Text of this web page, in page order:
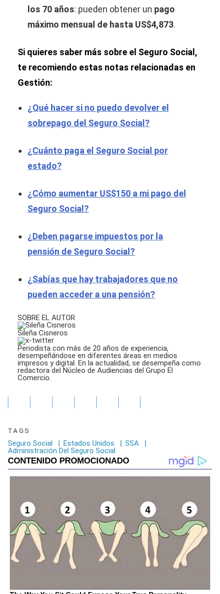
los 70 años: pueden obtener un pago
máximo mensual de hasta US$4,873.
Si quieres saber más sobre el Seguro Social,
te recomiendo estas notas relacionadas en
Gestión:
¿Qué hacer si no puedo devolver el
sobrepago del Seguro Social?
¿Cuánto paga el Seguro Social por
estado?
¿Cómo aumentar US$150 a mi pago del
Seguro Social?
¿Deben pagarse impuestos por la
pensión de Seguro Social?
¿Sabías que hay trabajadores que no
pueden acceder a una pensión?
SOBRE EL AUTOR
Sileña Cisneros
Periodista con más de 20 años de experiencia,
desempeñándose en diferentes áreas en medios
impresos y digital. En la actualidad, se desempeña como
redactora del Núcleo de Audiencias del Grupo El
Comercio.
TAGS
Seguro Social | Estados Unidos | SSA
|
Administración Del Seguro Social